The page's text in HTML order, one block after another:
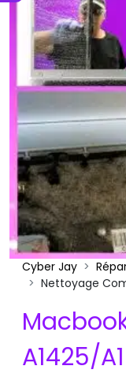
Cyber Jay
Nettoyage
A1425/